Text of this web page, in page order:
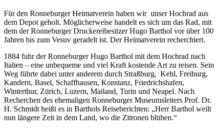
Für den Ronneburger Heimatverein haben wir unser Hochrad aus
dem Depot geholt. Möglicherweise handelt es sich um das Rad, mit
dem der Ronneburger Druckereibesitzer Hugo Barthol vor über 100
Jahren bis zum Vesuv geradelt ist. Der Heimatverein recherchiert.
1884 fuhr der Ronneburger Hugo Barthol mit dem Hochrad nach
Italien – eine unbequeme und viel Kraft kostende Art zu reisen. Sein
Weg führte dabei unter anderem durch Straßburg, Kehl, Freiburg,
Kandern, Basel, Schaffhausen, Konstanz, Friedrichshafen,
Winterthur, Zürich, Luzern, Mailand, Turin und Neapel. Nach
Recherchen des ehemaligen Ronneburger Museumsleiters Prof. Dr.
H. Schmidt heißt es in Barthols Reiseberichten: „Herr Barthol weilt
nun längere Zeit in dem Land, wo die Zitronen blühen.“